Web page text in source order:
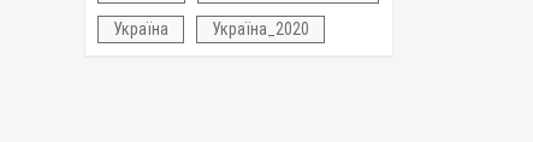
Україна Україна_2020